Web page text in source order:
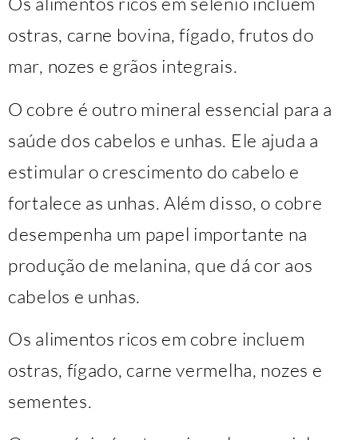
ostras, carne bovina, fígado, frutos do
mar, nozes e grãos integrais.
O cobre é outro mineral essencial para a
saúde dos cabelos e unhas. Ele ajuda a
estimular o crescimento do cabelo e
fortalece as unhas. Além disso, o cobre
desempenha um papel importante na
produção de melanina, que dá cor aos
cabelos e unhas.
Os alimentos ricos em cobre incluem
ostras, fígado, carne vermelha, nozes e
sementes.